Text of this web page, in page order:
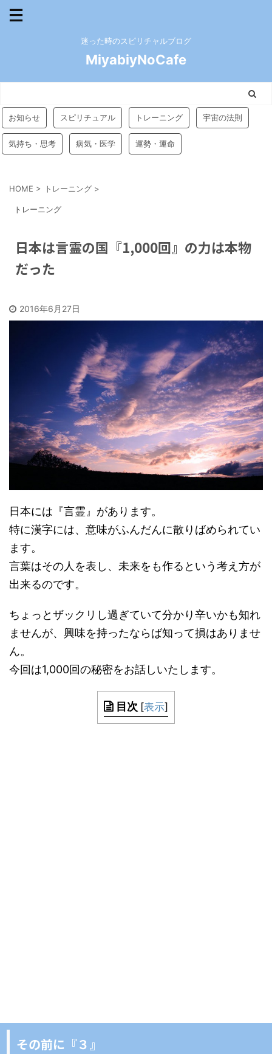
迷った時のスピリチャルブログ
MiyabiyNoCafe
お知らせ スピリチュアル トレーニング 宇宙の法則
気持ち・思考 病気・医学 運勢・運命
HOME > トレーニング >
トレーニング
日本は言霊の国『1,000回』の力は本物
だった
2016年6月27日
日本には『言霊』があります。
特に漢字には、意味がふんだんに散りばめられてい
ます。
言葉はその人を表し、未来をも作るという考え方が
出来るのです。
ちょっとザックリし過ぎていて分かり辛いかも知れ
ませんが、興味を持ったならば知って損はありませ
ん。
今回は1,000回の秘密をお話しいたします。
目次 [表示]
その前に『３』